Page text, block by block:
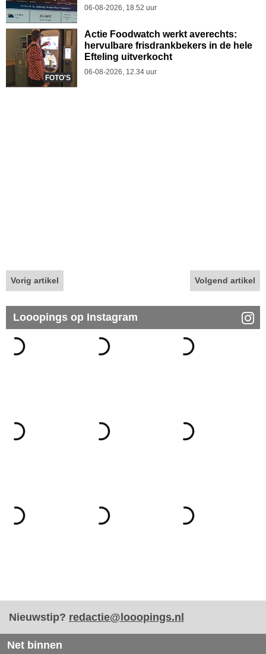
06-08-2026, 18.52 uur
FOTO'S
Actie Foodwatch werkt averechts:
hervulbare frisdrankbekers in de hele
Efteling uitverkocht
06-08-2026, 12.34 uur
Vorig artikel Volgend artikel
Looopings op Instagram
Nieuwstip? redactie@looopings.nl
Net binnen